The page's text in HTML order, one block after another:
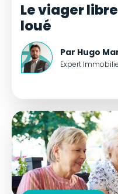
Le viager
loué
Par Hugo
Expert